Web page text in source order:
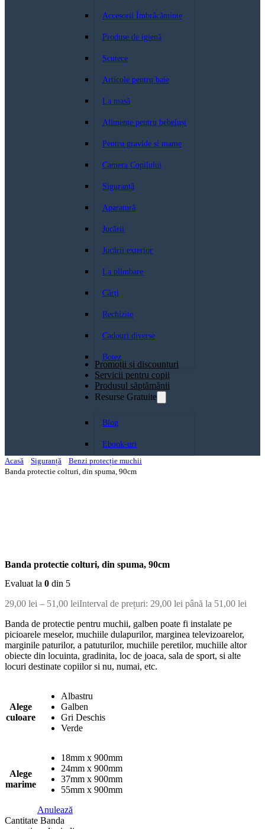
Accesorii Îmbrăcăminte
Produse de igienă
Scutece
Articole pentru baie
La masă
Alimente pentru bebeluși
Pentru gravide si mame
Camera Copilului
Siguranță
Aparatură
Jucării
Jucării exterior
La plimbare
Cărți
Rechizite
Cadouri diverse
Botez
Promoții și discounturi
Servicii pentru copii
Produsul săptămănii
Resurse Gratuite
Blog
Ebook-uri
Acasă
Siguranță
Benzi protecție muchii
Banda protectie colturi, din spuma, 90cm
Banda protectie colturi, din spuma, 90cm
Evaluat la 0 din 5
29,00 lei – 51,00 leiInterval de prețuri: 29,00 lei până la 51,00 lei
Banda de protectie pentru muchii, galben poate fi instalate pe
picioarele meselor, muchiile dulapurilor, marginea televizoarelor,
marginile paturilor, a patuturilor, muchiile peretilor, muchiile altor
obiecte din locuinta, gradinita, loc de joaca, sala de sport, si alte
locuri destinate copiilor si nu, numai, etc.
Alege
culoare
Albastru
Galben
Gri Deschis
Verde
Alege
marime
18mm x 900mm
24mm x 900mm
37mm x 900mm
55mm x 900mm
Anulează
Cantitate Banda